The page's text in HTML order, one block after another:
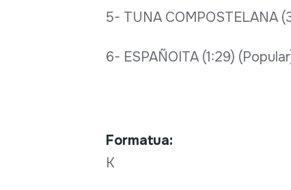
5- TUNA COMPOSTELANA
6- ESPAÑOITA (1:29)
Formatua:
K